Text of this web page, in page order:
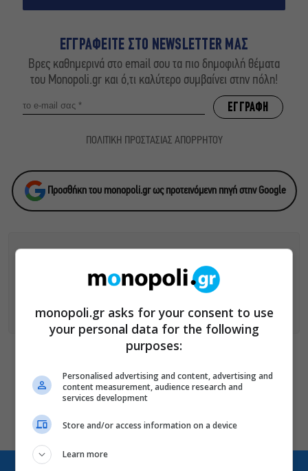
ΕΓΓΡΑΦΕΙΤΕ ΣΤΟ NEWSLETTER ΜΑΣ
Βρες καθημερινά στο email σου τα πιο δημοφιλή θέματα
του Monopoli.gr και ό,τι καλύτερο συμβαίνει στην πόλη!
ΠΟΛΙΤΙΚΗ ΠΡΟΣΤΑΣΙΑΣ ΑΠΟΡΡΗΤΟΥ
Προσθήκη του monopoli.gr ως προτεινόμενη πηγή στην Google
ΑΚΟΛΟΥΘΗΣΕ ΤΟ MONOPOLI.GR ΚΑΙ ΣΤΟ INSTAGRAM!
ΟΛΕΣ ΤΙΣ ΕΙΔΗΣΕΙΣ ΤΗΣ ΗΜΕΡΑΣ
αλλάζουν την αντίληψη για
monopoli.gr asks for your consent to use
your personal data for the following
purposes:
Personalised advertising and content, advertising and
content measurement, audience research and
services development
Store and/or access information on a device
Learn more